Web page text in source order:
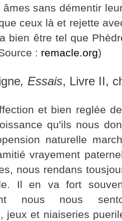
âmes sans démentir
ceux là et rejette
bien être tel que
: remacle.org)
, Essais, Livre II,
et bien reglée
qu'ils nous
naturelle
vrayement
nous rendans
Il en va fort
nous nous
jeux et niaiseries